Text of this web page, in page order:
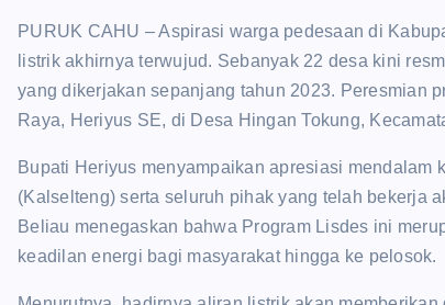
PURUK CAHU – Aspirasi warga pedesaan di
listrik akhirnya terwujud. Sebanyak 22 desa kini
yang dikerjakan sepanjang tahun 2023. Peresmian
Raya, Heriyus SE, di Desa Hingan Tokung,
Bupati Heriyus menyampaikan apresiasi
(Kalselteng) serta seluruh pihak yang telah bekerja
Beliau menegaskan bahwa Program Lisdes ini
keadilan energi bagi masyarakat hingga ke pelosok.